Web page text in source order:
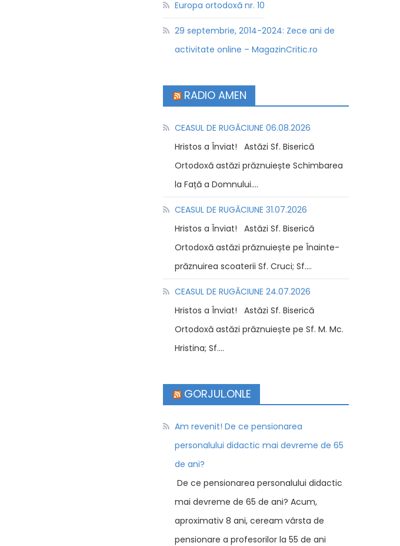
Europa ortodoxă nr. 10
29 septembrie, 2014-2024: Zece ani de
activitate online – MagazinCritic.ro
RADIO AMEN
CEASUL DE RUGĂCIUNE 06.08.2026
Hristos a Înviat! Astăzi Sf. Biserică
Ortodoxă astăzi prăznuiește Schimbarea
la Față a Domnului....
CEASUL DE RUGĂCIUNE 31.07.2026
Hristos a Înviat! Astăzi Sf. Biserică
Ortodoxă astăzi prăznuiește pe Înainte-
prăznuirea scoaterii Sf. Cruci; Sf....
CEASUL DE RUGĂCIUNE 24.07.2026
Hristos a Înviat! Astăzi Sf. Biserică
Ortodoxă astăzi prăznuiește pe Sf. M. Mc.
Hristina; Sf....
GORJUL.ONLE
Am revenit! De ce pensionarea
personalului didactic mai devreme de 65
de ani?
De ce pensionarea personalului didactic
mai devreme de 65 de ani? Acum,
aproximativ 8 ani, ceream vârsta de
pensionare a profesorilor la 55 de ani